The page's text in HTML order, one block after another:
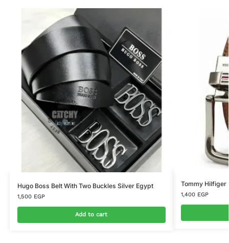
Hugo Boss Belt With Two Buckles Silver Egypt
1,500 EGP
Add to cart
Tommy Hilfiger
1,400 EGP